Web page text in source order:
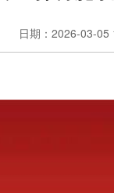
日期：2026-03-05